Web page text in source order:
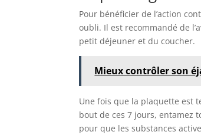
Pour bénéficier de l’action
oubli. Il est recommandé de
petit déjeuner et du coucher.
Mieux contrôler son
Une fois que la plaquette est
bout de ces 7 jours, entamez
pour que les substances